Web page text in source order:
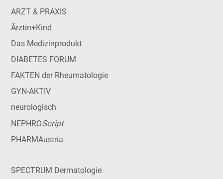
ARZT & PRAXIS
Ärztin+Kind
Das Medizinprodukt
DIABETES FORUM
FAKTEN der Rheumatologie
GYN-AKTIV
neurologisch
NEPHROScript
PHARMAustria
SPECTRUM Dermatologie